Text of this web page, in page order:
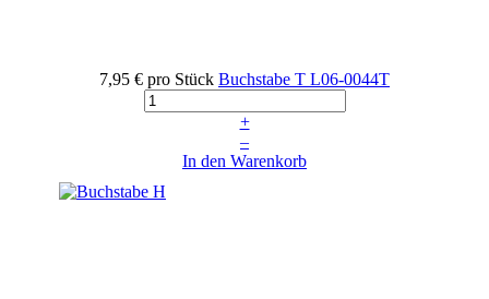
7,95 € pro Stück Buchstabe T L06-0044T
+
–
In den Warenkorb